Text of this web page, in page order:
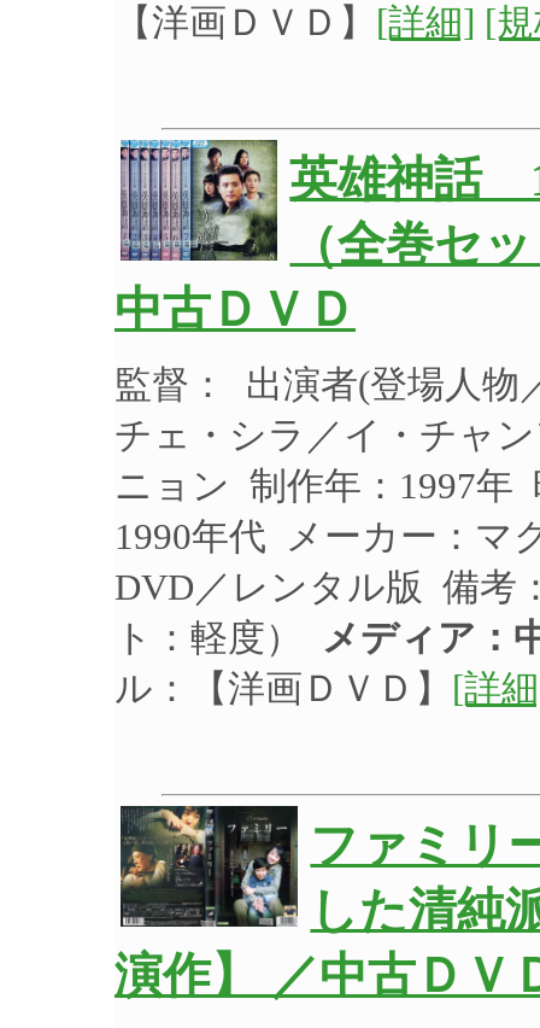
【洋画ＤＶＤ】 [詳細] [
英雄神話
（全巻セ
中古ＤＶＤ
監督： 出演者(登場人物
チェ・シラ／イ・チャ
ニョン 制作年：1997年
1990年代 メーカー：マ
DVD／レンタル版 備考
ト：軽度）
メディア：
ル：【洋画ＤＶＤ】 [詳
ファミリ
した清純
演作】 ／中古ＤＶ